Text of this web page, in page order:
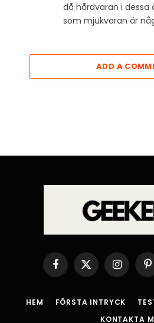
då hårdvaran i
som mjukvaran är
ADD A
Facebook
X
(Twitter)
Instagram
HEM FÖRSTA INTRYCK
KONTAKTA